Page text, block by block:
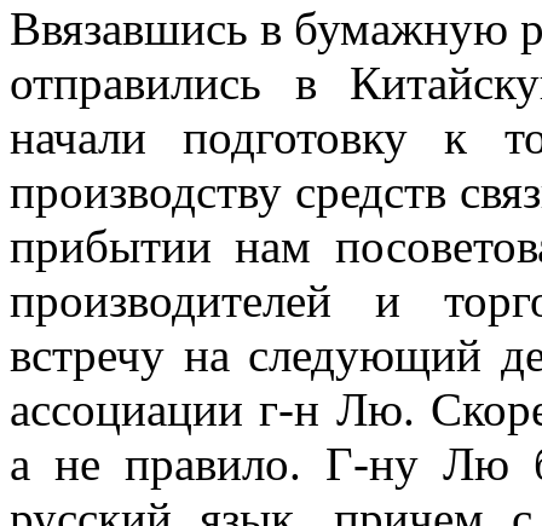
Ввязавшись в бумажную
отправились в
начали подготовку к
производству средств
прибытии нам
производителей и
встречу на следующий
ассоциации г-н Лю.
а не правило. Г-ну Лю